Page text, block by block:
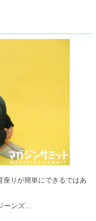
座りが簡単にできるではあ
ーンズ…